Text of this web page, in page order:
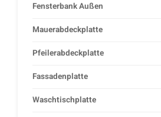
Fensterbank Außen
Mauerabdeckplatte
Pfeilerabdeckplatte
Fassadenplatte
Waschtischplatte